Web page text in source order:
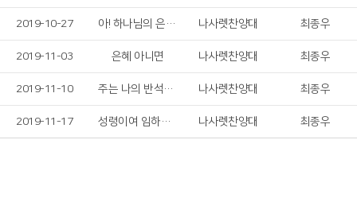
2019-10-27 아! 하나님의 은혜로 나사렛찬양대 최종우
2019-11-03 은혜 아니면 나사렛찬양대 최종우
2019-11-10 주는 나의 반석이시니 나사렛찬양대 최종우
2019-11-17 성령이여 임하소서 나사렛찬양대 최종우